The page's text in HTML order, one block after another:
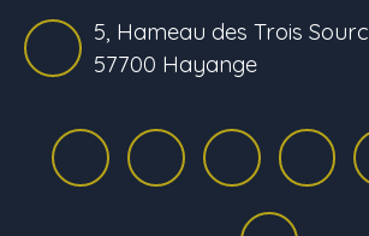
5, Hameau des Trois
57700 Hayange